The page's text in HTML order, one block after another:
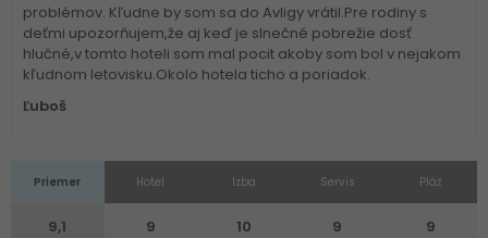
problémov. Kľudne by som sa do Avligy vrátil.Pre rodiny s
deťmi upozorňujem,že aj keď je slnečné pobrežie dosť
hlučné,v tomto hoteli som mal pocit akoby som bol v nejakom
kľudnom letovisku.Okolo hotela ticho a poriadok.
Ľuboš
Priemer
9,1
Hotel
9
Izba
10
Servis
9
Pláž
9